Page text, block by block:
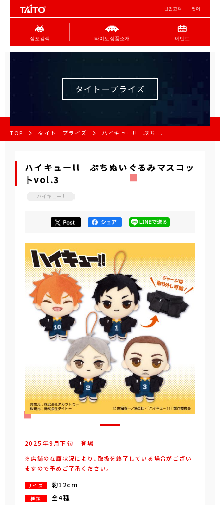
법인고객 언어
점포검색 타이토 상품소개 이벤트
タイトープライズ
TOP タイトープライズ ハイキュー!! ぷち...
ハイキュー!! ぷちぬいぐるみマスコッ
トvol.3
ハイキュー!!
2025年9 月下旬 登場
※店舗の在庫状況により、取扱を終了している場合がござい
ますので予めご了承ください。
サイズ 約12cm
種類 全4種